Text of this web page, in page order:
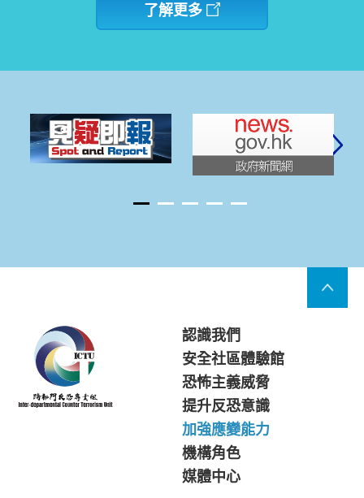
了解更多
認識我們
安全社區體驗館
恐怖主義威脅
提升反恐意識
加強應變能力
機構角色
媒體中心